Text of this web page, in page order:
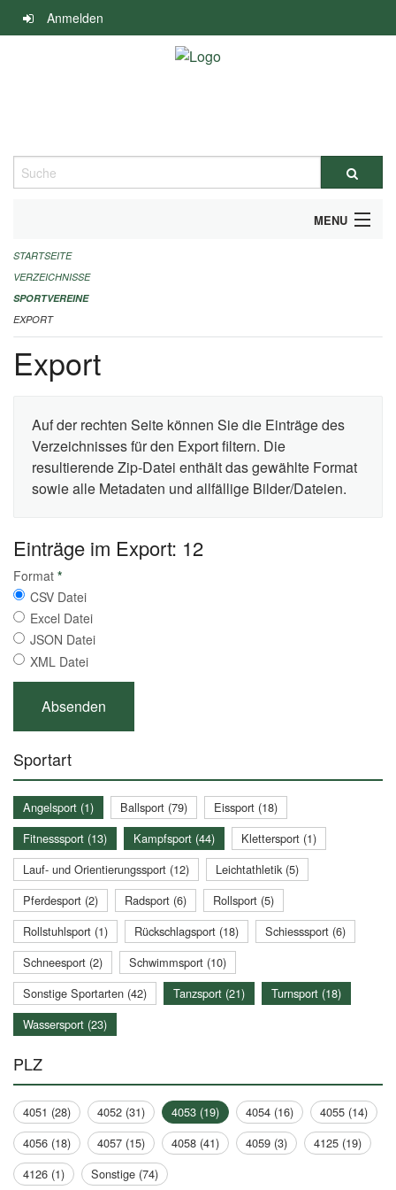
Navigation
überspringen
Anmelden
Suche
MENU
ALLGEMEINE INFORMATIONEN
FINANZIELLE UNTERSTÜTZUNG BENÖTIGT?
KONTAKT
STARTSEITE
VERZEICHNISSE
SPORTVEREINE
EXPORT
Export
Auf der rechten Seite können Sie die Einträge des
Verzeichnisses für den Export filtern. Die
resultierende Zip-Datei enthält das gewählte Format
sowie alle Metadaten und allfällige Bilder/Dateien.
Einträge im Export: 12
Format *
CSV Datei
Excel Datei
JSON Datei
XML Datei
Sportart
Angelsport (1) Ballsport (79)
Eissport (18)
Fitnesssport (13)
Kampfsport (44)
Klettersport (1)
Lauf- und Orientierungssport (12)
Leichtathletik (5)
Pferdesport (2)
Radsport (6)
Rollsport (5)
Rollstuhlsport (1)
Rückschlagsport (18)
Schiesssport (6)
Schneesport (2)
Schwimmsport (10)
Sonstige Sportarten (42)
Tanzsport (21)
Turnsport (18)
Wassersport (23)
PLZ
4051 (28) 4052 (31) 4053 (19) 4054 (16)
4055 (14)
4056 (18)
4057 (15) 4058 (41) 4059 (3)
4125 (19)
4126 (1)
Sonstige (74)